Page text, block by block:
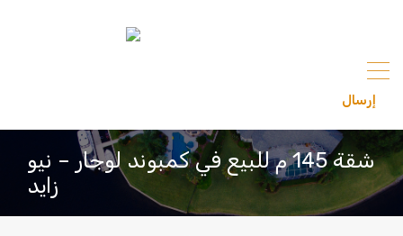
إرسال
شقة 145 م للبيع في كمبوند لوجار – نيو
زايد